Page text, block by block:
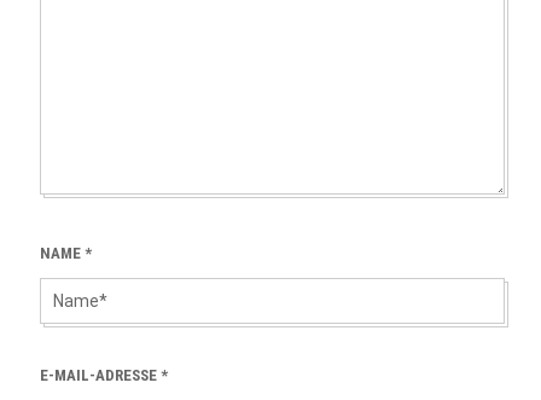
NAME *
E-MAIL-ADRESSE *